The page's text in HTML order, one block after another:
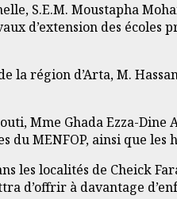
S.E.M. Moustapha
d’extension des écoles
région d’Arta, M.
Mme Ghada Ezza-Dine
MENFOP, ainsi que
les localités de Cheick
d’offrir à davantage